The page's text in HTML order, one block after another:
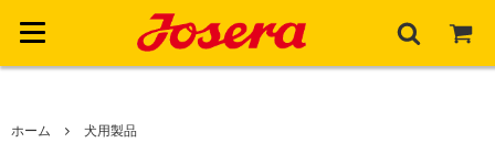
ホーム
犬用製品